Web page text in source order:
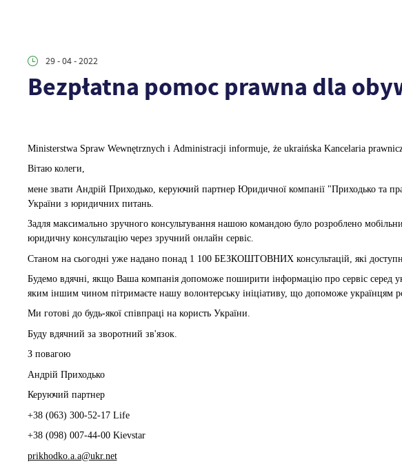
29 - 04 - 2022
Bezpłatna pomoc prawna dla
Ministerstwa Spraw Wewnętrznych i Administracji informuje, że ukraińska Kancelaria
Вітаю колеги,
мене звати Андрій Приходько, керуючий партнер Юридичної компанії "Приходько та
України з юридичних питань.
Задля максимально зручного консультування нашою командою було розроблено
юридичну консультацію через зручний онлайн сервіс.
Станом на сьогодні уже надано понад 1 100 БЕЗКОШТОВНИХ консультацій, які
Будемо вдячні, якщо Ваша компанія допоможе поширити інформацію про сервіс серед
яким іншим чином пітримаєте нашу волонтерську ініціативу, що допоможе українцям
Ми готові до будь-якої співпраці на користь України.
Буду вдячний за зворотний зв'язок.
З повагою
Андрій Приходько
Керуючий партнер
+38 (063) 300-52-17 Life
+38 (098) 007-44-00 Kievstar
prikhodko.a.a@ukr.net